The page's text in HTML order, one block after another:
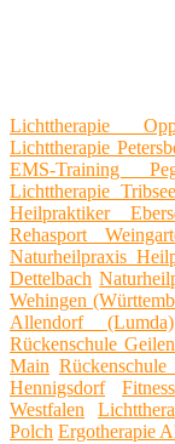
Lichttherapie
Lichttherapie
EMS-Training
Lichttherapie
Heilpraktiker
Rehasport
Naturheilpraxis
Dettelbach
Wehingen
Allendorf (Lumda)
Rückenschule
Main
Hennigsdorf
Westfalen
Polch Ergotherapie